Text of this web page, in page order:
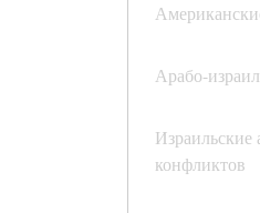
Арабо-
Израильские
конфликтов